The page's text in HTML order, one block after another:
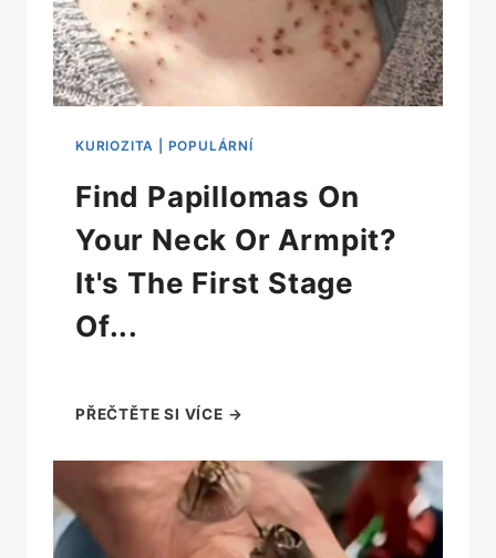
Find Papillomas On
Your Neck Or Armpit?
It's The First Stage
Of...